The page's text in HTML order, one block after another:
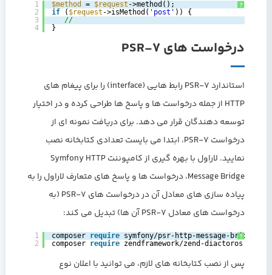
?
1
2
3
4
$method = $request ->method();
if
( $request ->isMethod( 'post' )) {
//
}
درخواست های PSR-7
استاندارد PSR-7 رابط هایی (interface) را برای پیغام های
HTTP از جمله درخواست ها و پاسخ ها طراحی کرده و در اختیار
توسعه دهندگان قرار می دهد. برای دریافت نمونه ای از
درخواست PSR-7، ابتدا می بایست تعدادی کتابخانه نصب
نمایید. لاراول با بهره گیری از کامپوننت Symfony HTTP
Message Bridge، درخواست ها و پاسخ های متعارف لاراول را به
پیاده سازی های معادل آن در درخواست های PSR-7 (به
درخواست های معادل PSR-7 آن ها) تبدیل می کند:
?
1
2
composer require symfony/psr-http-message-bridge
composer require zendframework/zend-diactoros
پس از نصب کتابخانه های لازم، می توانید با اعلان نوع